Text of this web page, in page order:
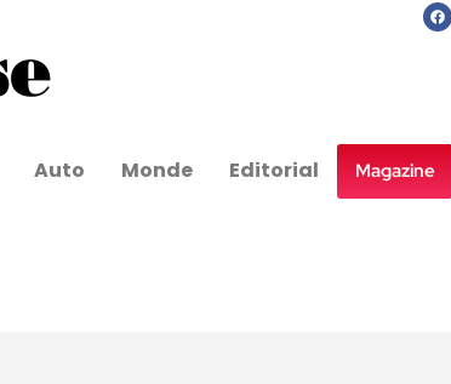
Auto Monde Editorial Magazine